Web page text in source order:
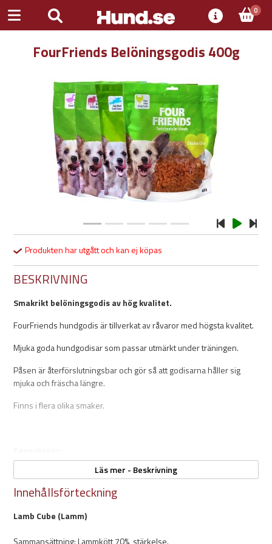
0
FourFriends Belöningsgodis 400g
Previous
Produkten har utgått och kan ej köpas
BESKRIVNING
Smakrikt belöningsgodis av hög kvalitet.
FourFriends hundgodis är tillverkat av råvaror med högsta kvalitet.
Mjuka goda hundgodisar som passar utmärkt under träningen.
Påsen är återförslutningsbar och gör så att godisarna håller sig
mjuka och fräscha längre.
Finns i flera olika smaker.
Mjuka
Hög kvalitet
Återförslutningsbar påse
Perfekt träningsgodis
Smaker:
Läs mer - Beskrivning
Innehållsförteckning
Lamb Cube (Lamm)
Sammansättning: Lammkött 70%, stärkelse.